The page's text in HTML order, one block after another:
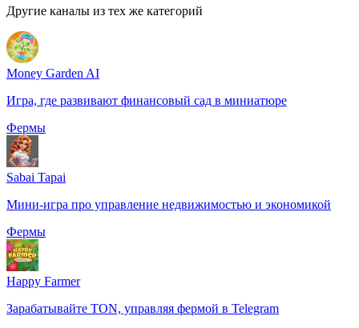
Другие каналы из тех же категорий
Money Garden AI
Игра, где развивают финансовый сад в миниатюре
Фермы
Sabai Tapai
Мини-игра про управление недвижимостью и экономикой
Фермы
Happy Farmer
Зарабатывайте TON, управляя фермой в Telegram